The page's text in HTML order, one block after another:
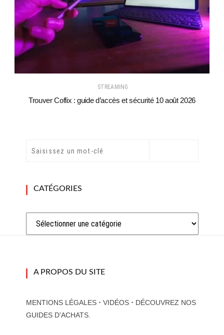
STREAMING
Trouver Coflix : guide d’accès et sécurité 10 août 2026
CATÉGORIES
A PROPOS DU SITE
MENTIONS LÉGALES- VIDÉOS- DÉCOUVREZ NOS
GUIDES D'ACHATS.